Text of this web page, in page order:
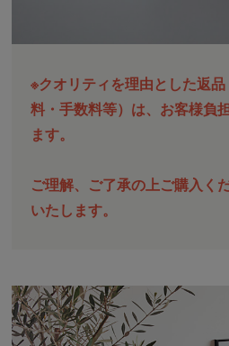
※クオリティを理由とした返
料・手数料等）は、お客様負
ます。
ご理解、ご了承の上ご購入く
いたします。